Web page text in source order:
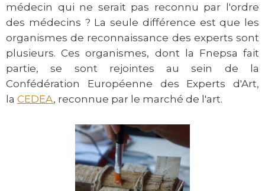
médecin qui ne serait pas reconnu par l'ordre
des médecins ? La seule différence est que les
organismes de reconnaissance des experts sont
plusieurs. Ces organismes, dont la Fnepsa fait
partie, se sont rejointes au sein de la
Confédération Européenne des Experts d'Art,
la CEDEA, reconnue par le marché de l'art.